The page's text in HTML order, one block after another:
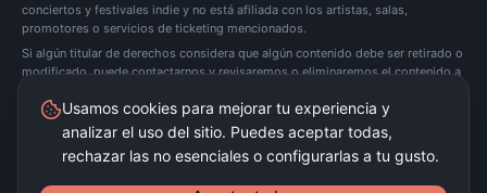
conciertos y festivales indie y no está afiliada con los artistas, salas,
promotores o servicios de ticketing mencionados.
Si algún titular de derechos considera que algún contenido debe ser retirado o
modificado, puede contactarnos y revisaremos o eliminaremos el contenido a
Festify Indie no vende entradas directamente. Redirigimos a plataformas oficiales de
© 2026 Festify Indie · Beta
Usamos cookies para mejorar tu experiencia y
analizar el uso del sitio. Puedes aceptar todas,
rechazar las no esenciales o configurarlas a tu gusto.